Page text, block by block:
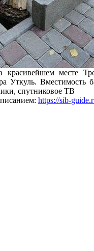
красивейшем месте
Уткуль.
спутниковое ТВ
https://sib-